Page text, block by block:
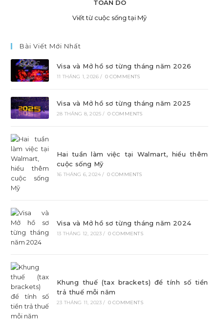
TOAN DO
Viết từ cuộc sống tại Mỹ
Bài Viết Mới Nhất
Visa và Mở hồ sơ từng tháng năm 2026
11 THÁNG 1, 2026 / 0 COMMENTS
Visa và Mở hồ sơ từng tháng năm 2025
28 THÁNG 8, 2025 / 0 COMMENTS
Hai tuần làm việc tại Walmart, hiểu thêm
cuộc sống Mỹ
16 THÁNG 6, 2024 / 0 COMMENTS
Visa và Mở hồ sơ từng tháng năm 2024
13 THÁNG 12, 2023 / 0 COMMENTS
Khung thuế (tax brackets) để tính số tiền
trả thuế mỗi năm
23 THÁNG 11, 2023 / 0 COMMENTS